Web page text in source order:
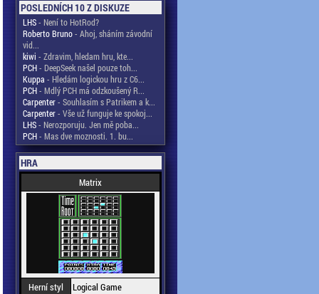
POSLEDNÍCH 10 Z DISKUZE
LHS- Není to HotRod?
Roberto Bruno- Ahoj, sháním závodní
vid...
kiwi - Zdravim, hledam hru, kte...
PCH- DeepSeek našel pouze toh...
Kuppa - Hledám logickou hru z C6...
PCH- Mdlý PCH má odzkoušený R...
Carpenter- Souhlasím s Patrikem a k...
Carpenter- Vše už funguje ke spokoj...
LHS- Nerozporuju. Jen mě poba...
PCH- Mas dve moznosti. 1. bu...
HRA
Matrix
Herní styl
Logical Game